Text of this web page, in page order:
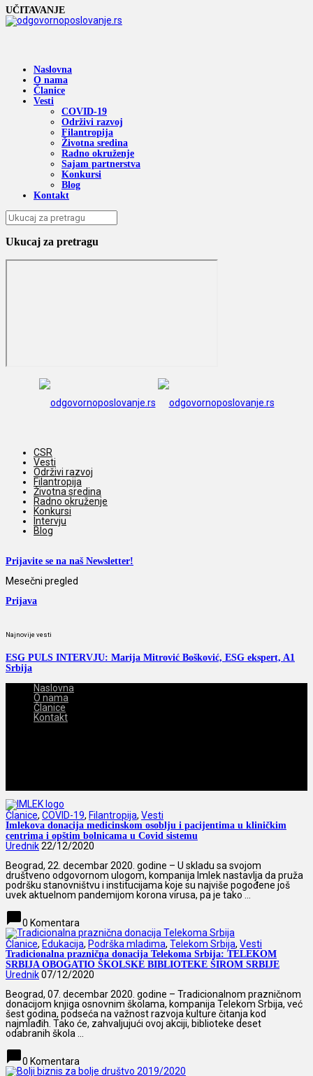
UČITAVANJE
Naslovna
O nama
Članice
Vesti
COVID-19
Održivi razvoj
Filantropija
Životna sredina
Radno okruženje
Sajam partnerstva
Konkursi
Blog
Kontakt
Ukucaj za pretragu
CSR
Vesti
Održivi razvoj
Filantropija
Životna sredina
Radno okruženje
Konkursi
Intervju
Blog
Prijavite se na naš Newsletter!
Mesečni pregled
Prijava
Najnovije vesti
ESG PULS INTERVJU: Marija Mitrović Bošković, ESG ekspert, A1
Srbija
Naslovna
O nama
Članice
Kontakt
Članice, COVID-19, Filantropija, Vesti
Imlekova donacija medicinskom osoblju i pacijentima u kliničkim
centrima i opštim bolnicama u Covid sistemu
Urednik22/12/2020
Beograd, 22. decembar 2020. godine – U skladu sa svojom
društveno odgovornom ulogom, kompanija Imlek nastavlja da pruža
podršku stanovništvu i institucijama koje su najviše pogođene još
uvek aktuelnom pandemijom korona virusa, pa je tako ...
chat_bubble0 Komentara
Članice, Edukacija, Podrška mladima, Telekom Srbija, Vesti
Tradicionalna praznična donacija Telekoma Srbija: TELEKOM
SRBIJA OBOGATIO ŠKOLSKE BIBLIOTEKE ŠIROM SRBIJE
Urednik07/12/2020
Beograd, 07. decembar 2020. godine – Tradicionalnom prazničnom
donacijom knjiga osnovnim školama, kompanija Telekom Srbija, već
šest godina, podseća na važnost razvoja kulture čitanja kod
najmlađih. Tako će, zahvaljujući ovoj akciji, biblioteke deset
odabranih škola ...
chat_bubble0 Komentara